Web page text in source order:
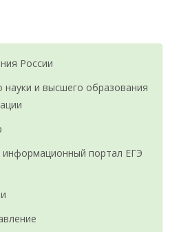
России
науки и высшего образования
портал ЕГЭ